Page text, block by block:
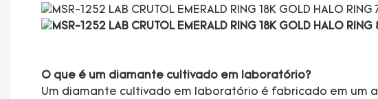
O que é um diamante cultivado em laboratório?
Um diamante cultivado em laboratório é fabricado em